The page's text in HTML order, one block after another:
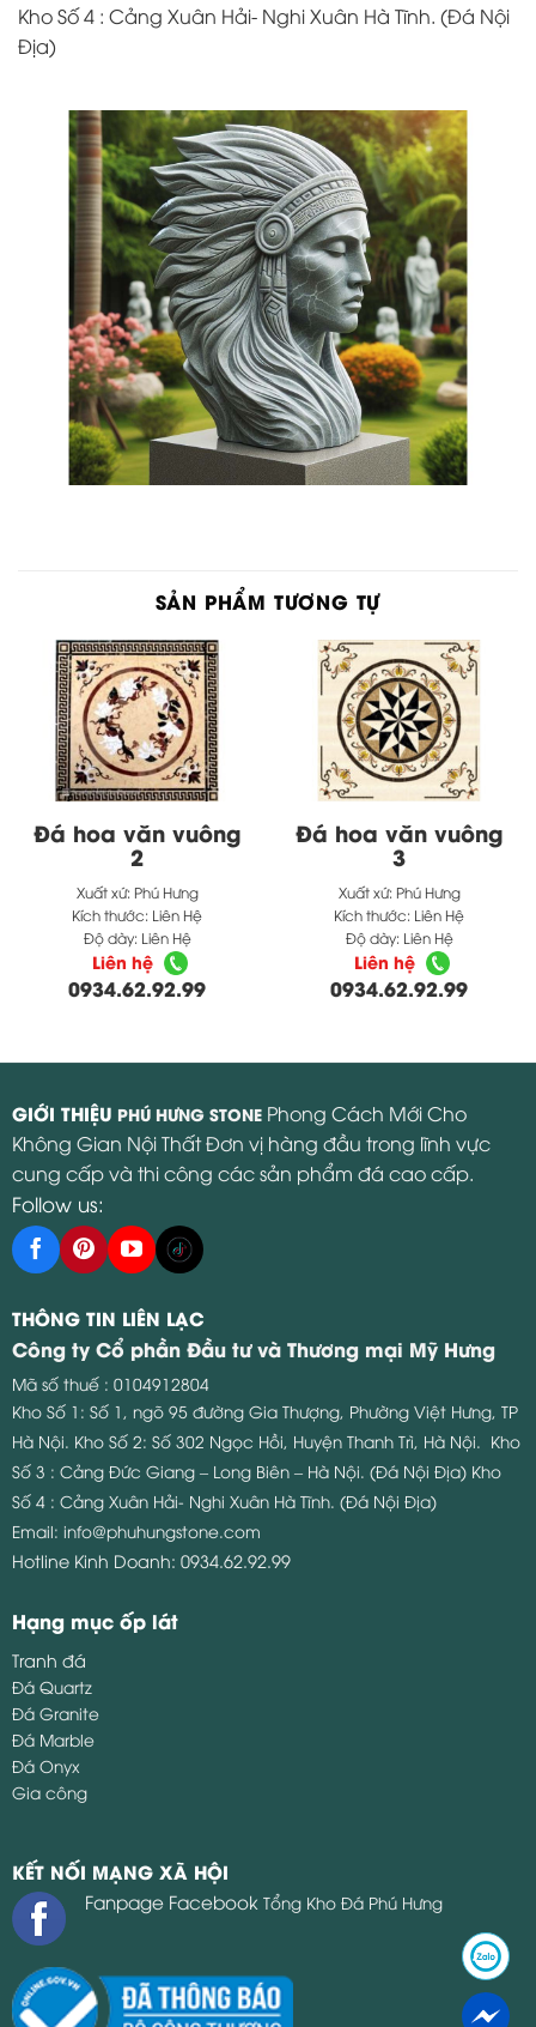
Kho Số 4 : Cảng Xuân Hải- Nghi Xuân Hà Tĩnh. (Đá Nội
Địa)
SẢN PHẨM TƯƠNG TỰ
Đá hoa văn vuông
2
Xuất xứ: Phú Hưng
Kích thước: Liên Hệ
Độ dày: Liên Hệ
Liên hệ
0934.62.92.99
Đá hoa văn vuông
3
Xuất xứ: Phú Hưng
Kích thước: Liên Hệ
Độ dày: Liên Hệ
Liên hệ
0934.62.92.99
GIỚI THIỆU PHÚ HƯNG STONE Phong Cách Mới Cho
Không Gian Nội Thất Đơn vị hàng đầu trong lĩnh vực
cung cấp và thi công các sản phẩm đá cao cấp.
Follow us:
THÔNG TIN LIÊN LẠC
Công ty Cổ phần Đầu tư và Thương mại Mỹ Hưng
Mã số thuế : 0104912804
Kho Số 1: Số 1, ngõ 95 đường Gia Thượng, Phường Việt Hưng, TP
Hà Nội. Kho Số 2: Số 302 Ngọc Hồi, Huyện Thanh Trì, Hà Nội.
Kho
Số 3 : Cảng Đức Giang – Long Biên – Hà Nội. (Đá Nội Địa) Kho
Số 4 : Cảng Xuân Hải- Nghi Xuân Hà Tĩnh. (Đá Nội Địa)
Email: info@phuhungstone.com
Hotline Kinh Doanh: 0934.62.92.99
Hạng mục ốp lát
Tranh đá
Đá Quartz
Đá Granite
Đá Marble
Đá Onyx
Gia công
KẾT NỐI MẠNG XÃ HỘI
Fanpage Facebook Tổng Kho Đá Phú Hưng